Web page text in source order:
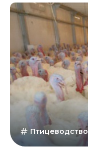
Птицеводство